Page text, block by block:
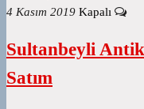
4 Kasım 2019 Kapalı
Sultanbeyli
Satım